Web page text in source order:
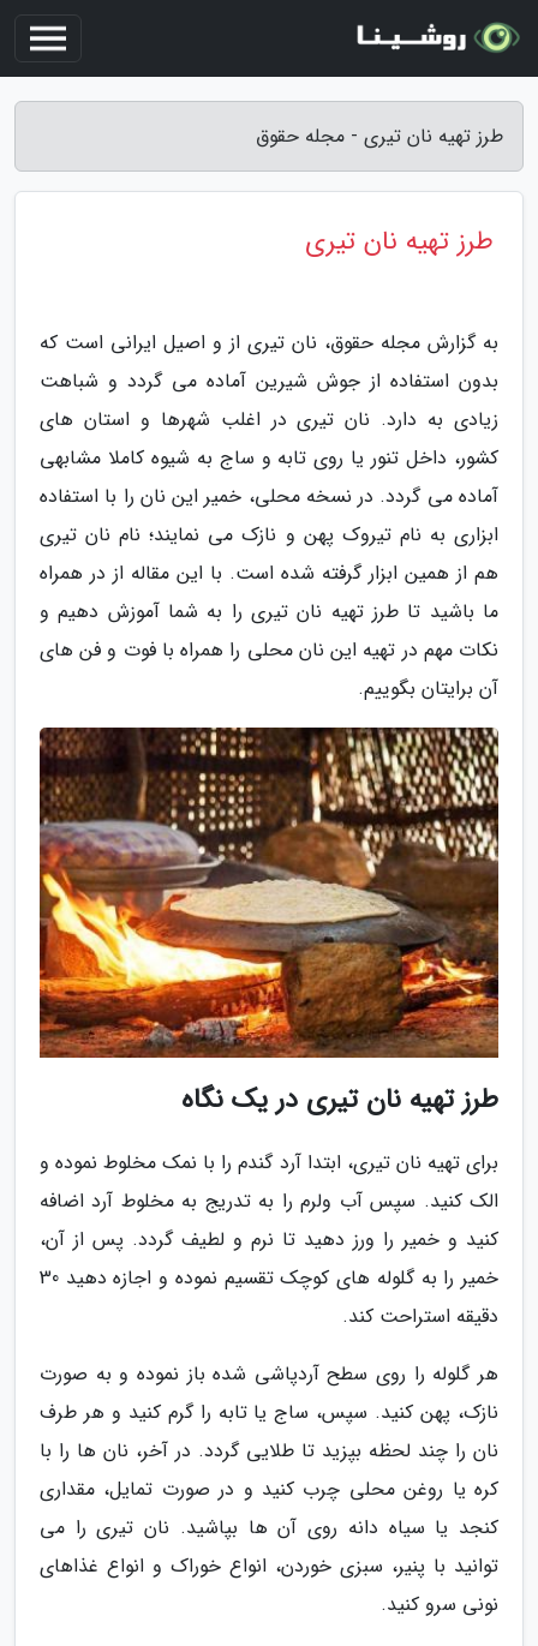
طرز تهیه نان تیری - مجله حقوق
طرز تهیه نان تیری
به گزارش مجله حقوق، نان تیری از و اصیل ایرانی است که
بدون استفاده از جوش شیرین آماده می گردد و شباهت
زیادی به دارد. نان تیری در اغلب شهرها و استان های
کشور، داخل تنور یا روی تابه و ساج به شیوه کاملا مشابهی
آماده می گردد. در نسخه محلی، خمیر این نان را با استفاده
ابزاری به نام تیروک پهن و نازک می نمایند؛ نام نان تیری
هم از همین ابزار گرفته شده است. با این مقاله از در همراه
ما باشید تا طرز تهیه نان تیری را به شما آموزش دهیم و
نکات مهم در تهیه این نان محلی را همراه با فوت و فن های
آن برایتان بگوییم.
طرز تهیه نان تیری در یک نگاه
برای تهیه نان تیری، ابتدا آرد گندم را با نمک مخلوط نموده و
الک کنید. سپس آب ولرم را به تدریج به مخلوط آرد اضافه
کنید و خمیر را ورز دهید تا نرم و لطیف گردد. پس از آن،
خمیر را به گلوله های کوچک تقسیم نموده و اجازه دهید 30
دقیقه استراحت کند.
هر گلوله را روی سطح آردپاشی شده باز نموده و به صورت
نازک، پهن کنید. سپس، ساج یا تابه را گرم کنید و هر طرف
نان را چند لحظه بپزید تا طلایی گردد. در آخر، نان ها را با
کره یا روغن محلی چرب کنید و در صورت تمایل، مقداری
کنجد یا سیاه دانه روی آن ها بپاشید. نان تیری را می
توانید با پنیر، سبزی خوردن، انواع خوراک و انواع غذاهای
نونی سرو کنید.